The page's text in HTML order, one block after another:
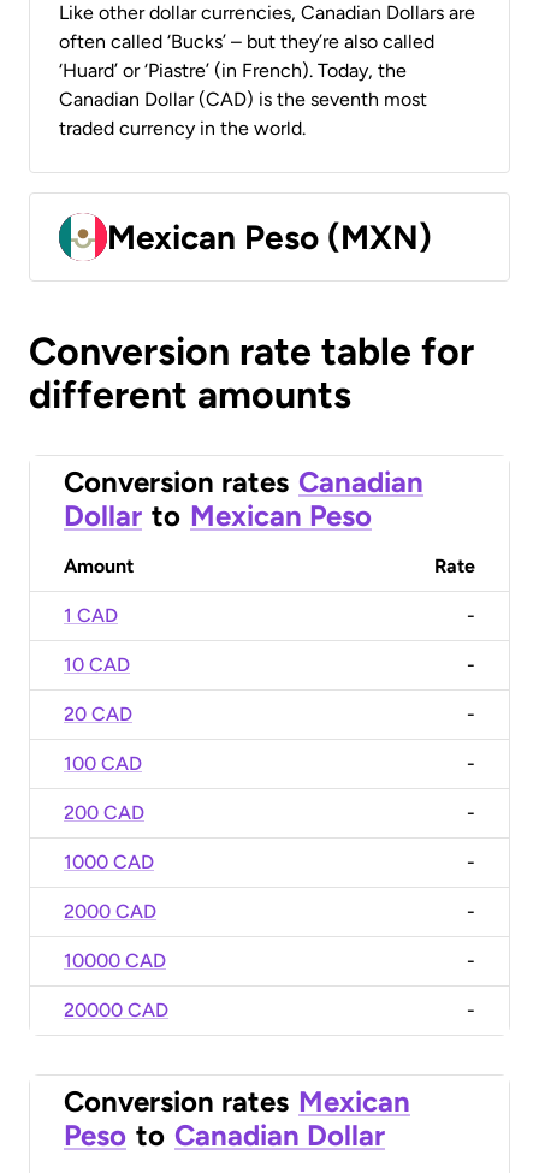
Like other dollar currencies, Canadian Dollars are
often called ‘Bucks’ – but they’re also called
‘Huard’ or ‘Piastre’ (in French). Today, the
Canadian Dollar (CAD) is the seventh most
traded currency in the world.
Mexican Peso (MXN)
Conversion rate table for
different amounts
Conversion rates Canadian
Dollar to Mexican Peso
Amount Rate
1 CAD -
10 CAD -
20 CAD -
100 CAD -
200 CAD -
1000 CAD -
2000 CAD -
10000 CAD -
20000 CAD -
Conversion rates Mexican
Peso to Canadian Dollar